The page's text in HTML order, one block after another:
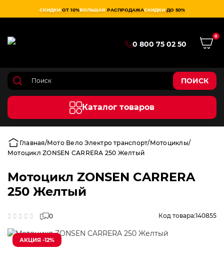
СКИДКИ ОТ 10%БОЛЬШАЯ РАСПРОДАЖАСКИДКИ ДО 50%
0 800 75 02 50
0
ПОИСК
Каталог товаров
Главная Мото Вело Электро транспорт Мотоциклы
Мотоцикл ZONSEN CARRERA 250 Желтый
Мотоцикл ZONSEN CARRERA
250 Желтый
0 Код товара:140855
АКЦИЯ -12%